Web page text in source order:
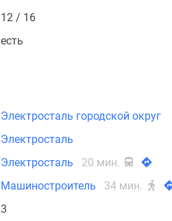
12 / 16
есть
Электросталь городской округ
Электросталь
Электросталь
20 мин.
Машиностроитель
34 мин.
3